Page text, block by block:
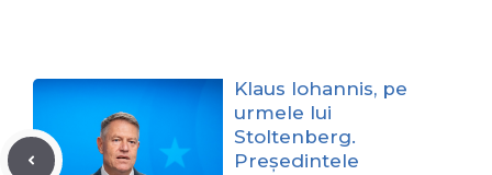
Klaus Iohannis, pe
urmele lui
Stoltenberg.
Președintele